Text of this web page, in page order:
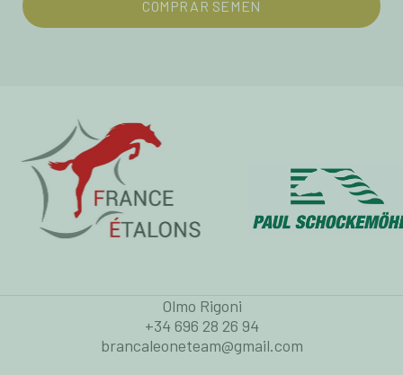
COMPRAR SEMEN
Olmo Rigoni
+34 696 28 26 94
brancaleoneteam@gmail.com